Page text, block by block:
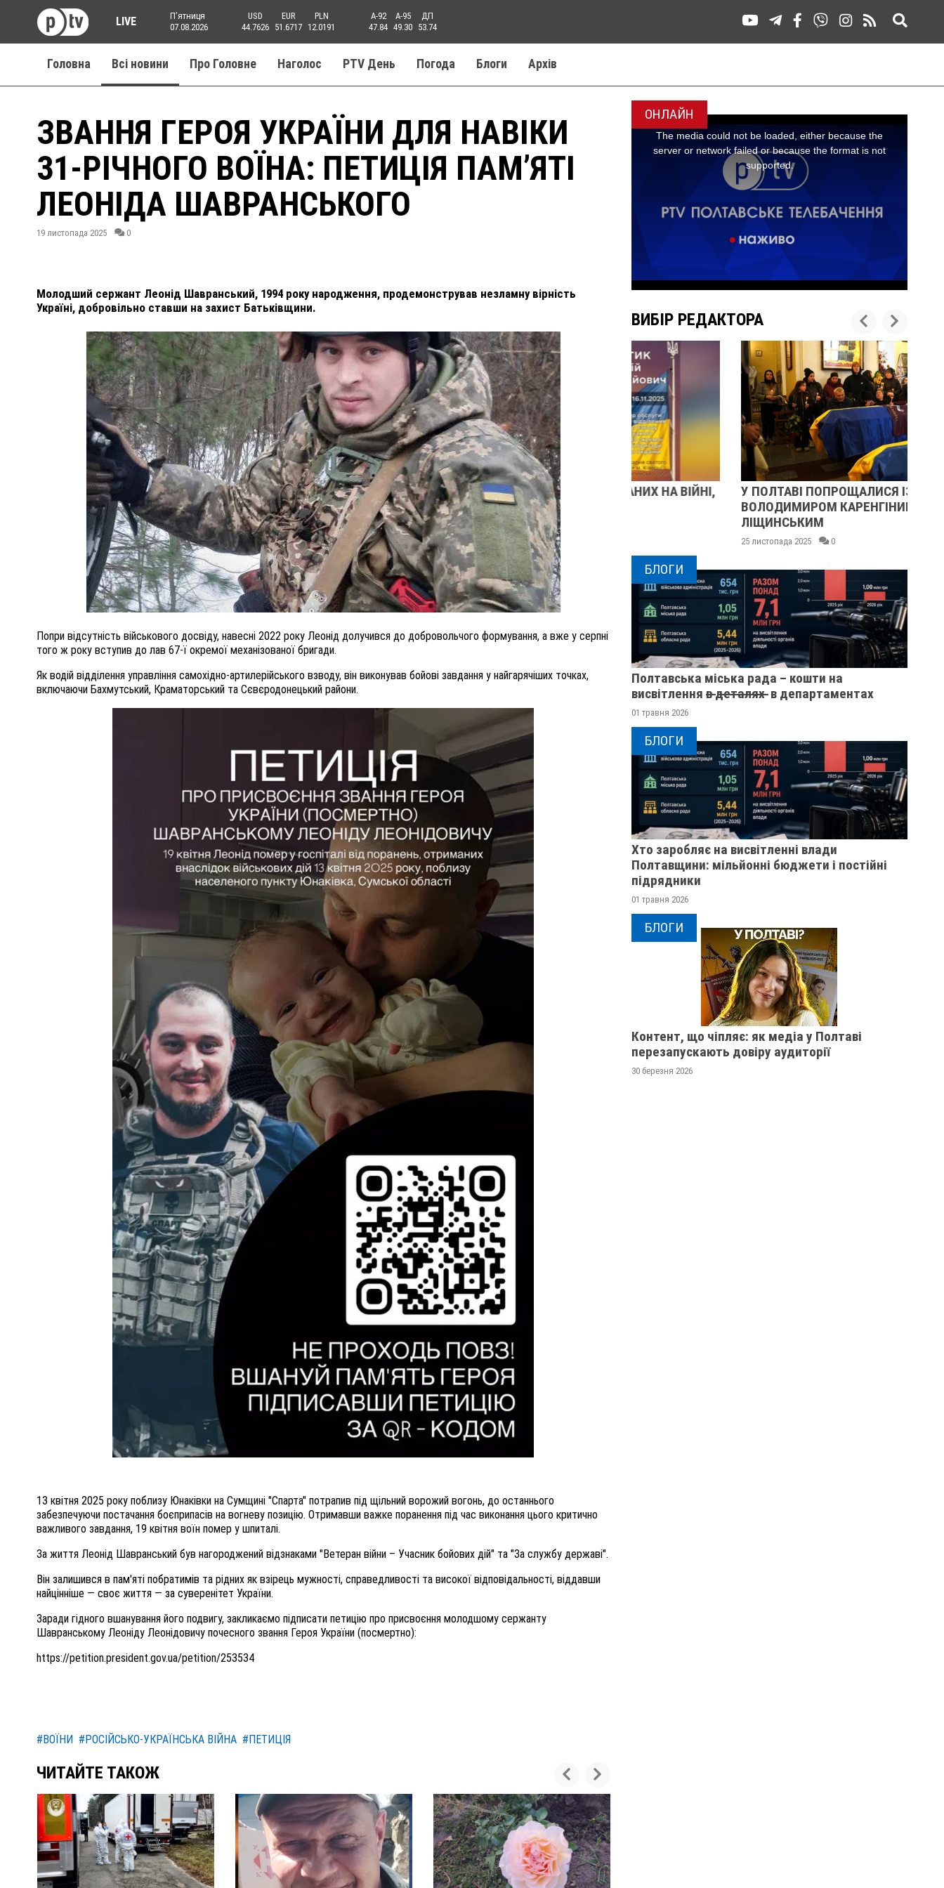
LIVE
Пʼятниця
07.08.2026
USD
44.7626
EUR
51.6717
PLN
12.0191
A-92
47.84
A-95
49.30
ДП
53.74
Головна Всі новини Про Головне Наголос PTV День Погода Блоги Aрхів
ЗВАННЯ ГЕРОЯ УКРАЇНИ ДЛЯ НАВІКИ
31-РІЧНОГО ВОЇНА: ПЕТИЦІЯ ПАМʼЯТІ
ЛЕОНІДА ШАВРАНСЬКОГО
19 листопада 2025 0
Молодший сержант Леонід Шавранський, 1994 року народження, продемонстрував незламну вірність
Україні, добровільно ставши на захист Батьківщини.
Попри відсутність військового досвіду, навесні 2022 року Леонід долучився до добровольчого формування, а вже у серпні
того ж року вступив до лав 67-ї окремої механізованої бригади.
Як водій відділення управління самохідно-артилерійського взводу, він виконував бойові завдання у найгарячіших точках,
включаючи Бахмутський, Краматорський та Сєвєродонецький райони.
13 квітня 2025 року поблизу Юнаківки на Сумщині "Спарта" потрапив під щільний ворожий вогонь, до останнього
забезпечуючи постачання боєприпасів на вогневу позицію. Отримавши важке поранення під час виконання цього критично
важливого завдання, 19 квітня воїн помер у шпиталі.
За життя Леонід Шавранський був нагороджений відзнаками "Ветеран війни – Учасник бойових дій" та "За службу державі".
Він залишився в пам'яті побратимів та рідних як взірець мужності, справедливості та високої відповідальності, віддавши
найцінніше — своє життя — за суверенітет України.
Заради гідного вшанування його подвигу, закликаємо підписати петицію про присвоєння молодшому сержанту
Шавранському Леоніду Леонідовичу почесного звання Героя України (посмертно):
https://petition.president.gov.ua/petition/253534
#ВОЇНИ #РОСІЙСЬКО-УКРАЇНСЬКА ВІЙНА #ПЕТИЦІЯ
ЧИТАЙТЕ ТАКОЖ
ОНЛАЙН
ВИБІР РЕДАКТОРА
ПОЛІЦІЯ ПОЛТАВЩИНИ РОЗШУКУЄ 62-РІЧНУ
ЛЮДМИЛУ ТИМЧЕНКО
26 листопада 2025 0
ВНАСЛІДОК ПОРАНЕНЬ, ОТРИМАНИХ НА ВІЙНІ,
ПОМЕР ВОЇН ЮРІЙ ВОЙТИК
25 листопада 2025 0
У ПОЛТАВІ ПОПРОЩАЛИСЯ ІЗ ВІЙСЬКОВИМИ
ВОЛОДИМИРОМ КАРЕНГІНИМ ТА ОЛЕГОМ
БЛОГИ
Полтавська міська рада – кошти на
висвітлення в̶ ̶д̶е̶т̶а̶л̶я̶х̶ ̶ в департаментах
01 травня 2026
БЛОГИ
Хто заробляє на висвітленні влади
Полтавщини: мільйонні бюджети і постійні
підрядники
01 травня 2026
БЛОГИ
Контент, що чіпляє: як медіа у Полтаві
перезапускають довіру аудиторії
30 березня 2026